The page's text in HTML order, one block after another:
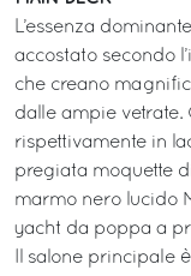
L’essenza
accostato secondo
che creano
dalle ampie vetrate.
rispettivamente in
pregiata moquette
marmo nero lucido
yacht da poppa a
Il salone principale